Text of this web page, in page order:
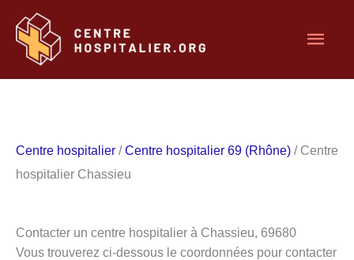
contenu
Centre hospitalier /Centre hospitalier 69 (Rhône) / Centre
hospitalier Chassieu
Contacter un centre hospitalier à Chassieu, 69680
Vous trouverez ci-dessous le coordonnées pour contacter